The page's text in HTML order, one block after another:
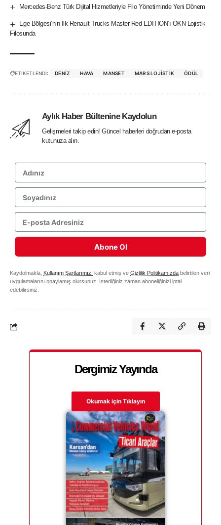
Mercedes-Benz Türk Dijital Hizmetleriyle Filo Yönetiminde Yeni Dönem
Ege Bölgesi’nin İlk Renault Trucks Master Red EDITION’ı ÖKN Lojistik
Filosunda
ETİKETLENDİ: DENIZ HAVA MANSET MARS LOJISTIK ÖDÜL
Aylık Haber Bültenine Kaydolun
Gelişmeleri takip edin! Güncel haberleri doğrudan e-posta
kutunuza alın.
Abone Ol
Kaydolmakla, Kullanım Şartlarımızı kabul etmiş ve Gizlilik Politikamızda belirtilen veri
uygulamalarını onaylamış olursunuz. İstediğiniz zaman aboneliğinizi iptal
edebilirsiniz.
Dergimiz Yayında
Okumak için Tıklayın